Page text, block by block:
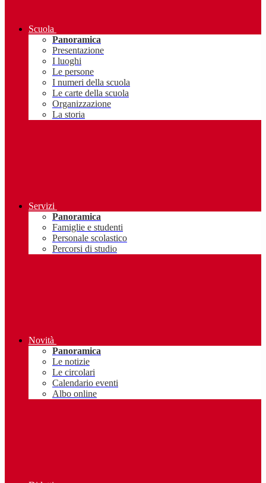
Scuola
Panoramica
Presentazione
I luoghi
Le persone
I numeri della scuola
Le carte della scuola
Organizzazione
La storia
Servizi
Panoramica
Famiglie e studenti
Personale scolastico
Percorsi di studio
Novità
Panoramica
Le notizie
Le circolari
Calendario eventi
Albo online